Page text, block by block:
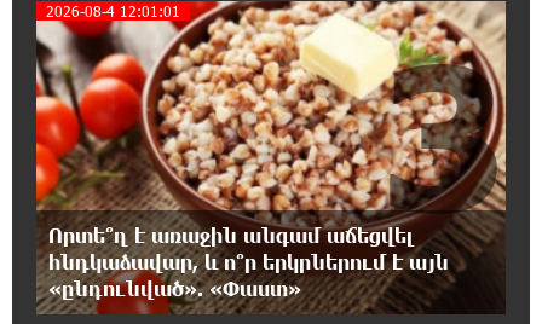
Մհեր Անանյանն ընդգրկվել է Յունիբանկի
Վարչության կազմում
16:05:54 8-08-2026
«Սմայլ Սվիթ»-ի զարգացման ճանապարհը
Կոնվերս Բանկի գործընկերությամբ
15:33:02 8-08-2026
Ինչպես է ՔՊ-ն «հարգում» ժողովրդի քվեն.
Մարիաննա Ղահրամանյան
2026-08-4 12:01:01
Որտե՞ղ է առաջին անգամ աճեցվել
հնդկաձավար, և ո՞ր երկրներում է այն
«ընդունված». «Փաստ»
3